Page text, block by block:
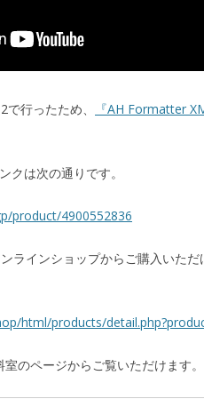
行ったため、 『AH Formatter
クは次の通りです。
product/4900552836
ラインショップからご購入いた
html/products/
室のページからご覧いただけます。